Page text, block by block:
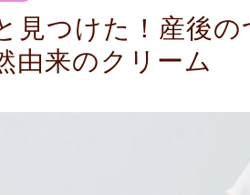
見つけた！産後
由来のクリーム